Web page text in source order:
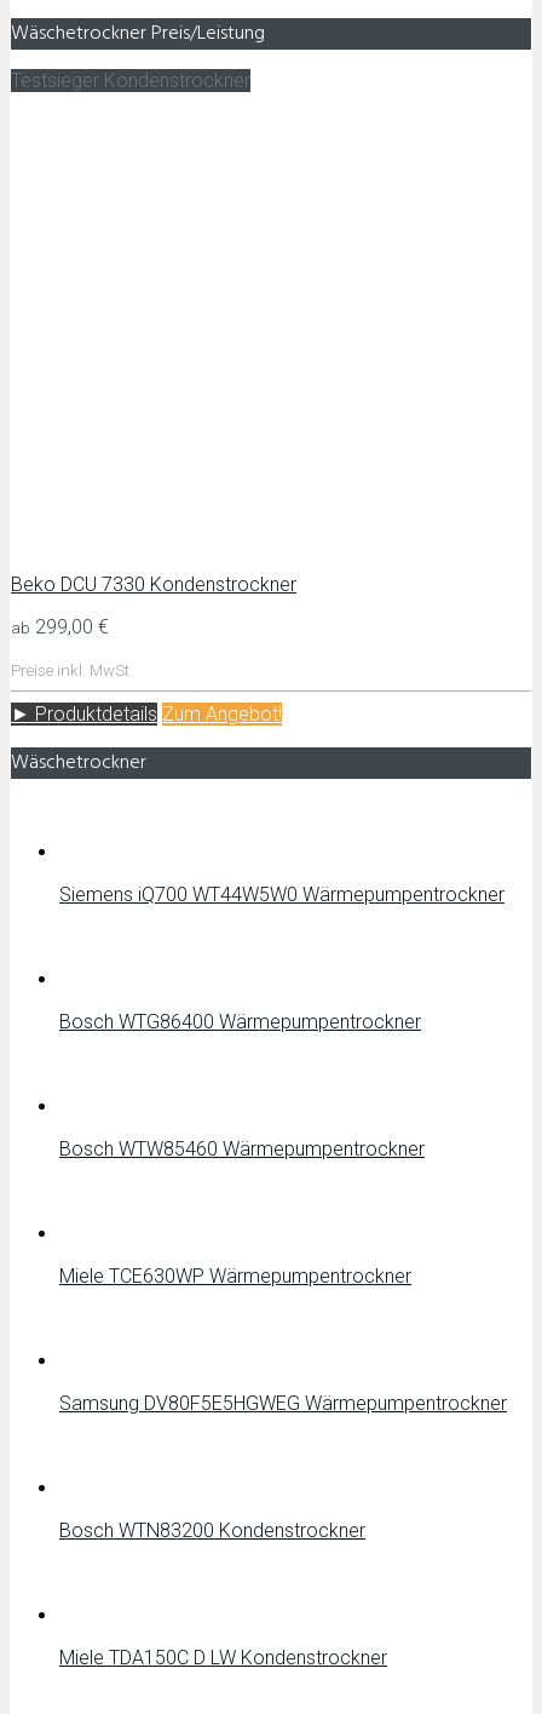
Wäschetrockner Preis/Leistung
Testsieger Kondenstrockner
Beko DCU 7330 Kondenstrockner
ab 299,00 €
Preise inkl. MwSt
► Produktdetails Zum Angebot!
Wäschetrockner
Siemens iQ700 WT44W5W0 Wärmepumpentrockner
Bosch WTG86400 Wärmepumpentrockner
Bosch WTW85460 Wärmepumpentrockner
Miele TCE630WP Wärmepumpentrockner
Samsung DV80F5E5HGWEG Wärmepumpentrockner
Bosch WTN83200 Kondenstrockner
Miele TDA150C D LW Kondenstrockner